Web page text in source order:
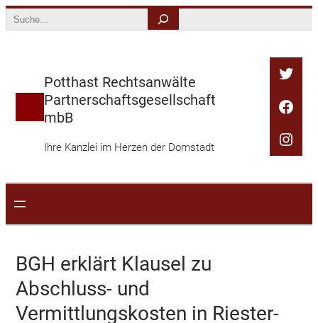
Search
Potthast Rechtsanwälte
Partnerschaftsgesellschaft
mbB
Ihre Kanzlei im Herzen der Domstadt
BGH erklärt Klausel zu
Abschluss- und
Vermittlungskosten in Riester-